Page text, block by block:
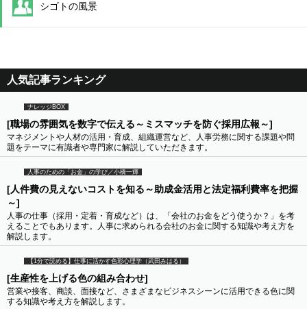
シゴトの風景
人気記事ランキング
ナレッジBOX
[職場の雰囲気を数字で伝える～ミスマッチを防ぐ採用広報～]
マネジメントや人材の活用・育成、組織運営など、人事労務に関する課題や問
題をテーマに有識者や専門家に解説していただきます。
人事のための「お金」の学び／小橋一輝
[人件費の見えないコストを知る～助成金活用と法定福利費率を把握
～]
人事の仕事（採用・定着・育成など）は、「会社のお金をどう使うか？」を考
えることでもあります。人事に求められる会社のお金に関する知識や考え方を
解説します。
【1分で読める】仕事に活かす色彩心理学（武田みはる）
[生産性を上げる色の組み合わせ]
営業や接客、商談、面接など、さまざまなビジネスシーンに活用できる色に関
する知識や考え方を解説します。